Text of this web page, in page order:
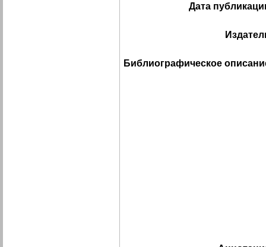
Дата
Библиографическое